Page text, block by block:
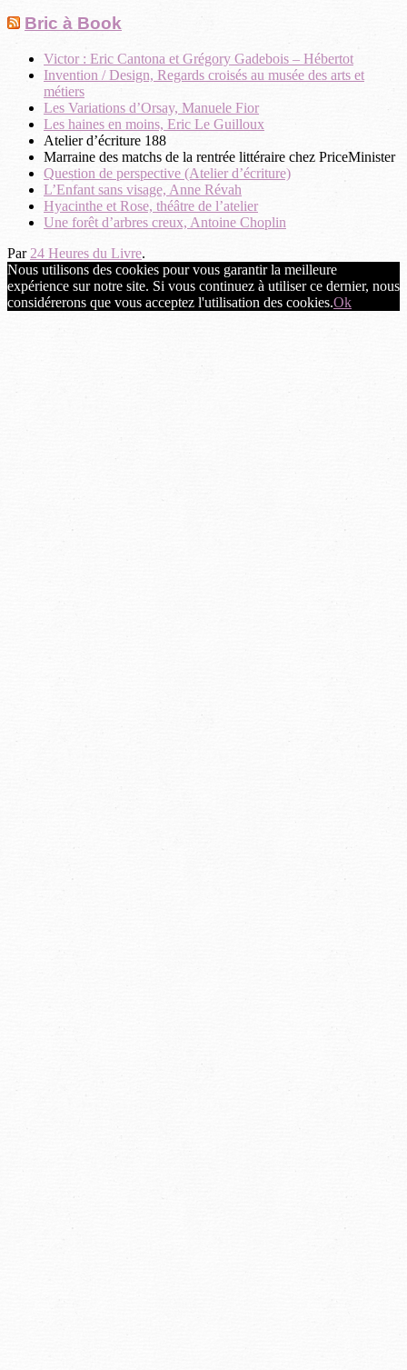
Bric à Book
Victor : Eric Cantona et Grégory Gadebois – Hébertot
Invention / Design, Regards croisés au musée des arts et
métiers
Les Variations d’Orsay, Manuele Fior
Les haines en moins, Eric Le Guilloux
Atelier d’écriture 188
Marraine des matchs de la rentrée littéraire chez PriceMinister
Question de perspective (Atelier d’écriture)
L’Enfant sans visage, Anne Révah
Hyacinthe et Rose, théâtre de l’atelier
Une forêt d’arbres creux, Antoine Choplin
Par 24 Heures du Livre.
Nous utilisons des cookies pour vous garantir la meilleure
expérience sur notre site. Si vous continuez à utiliser ce dernier, nous
considérerons que vous acceptez l'utilisation des cookies.Ok